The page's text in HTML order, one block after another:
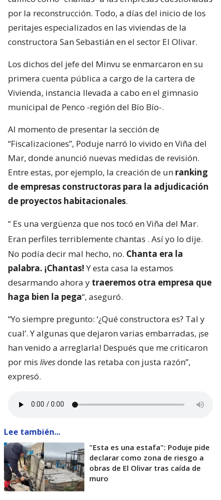
por la reconstrucción. Todo, a días del inicio de los
peritajes especializados en las viviendas de la
constructora San Sebastián en el sector El Olivar.
Los dichos del jefe del Minvu se enmarcaron en su
primera cuenta pública a cargo de la cartera de
Vivienda, instancia llevada a cabo en el gimnasio
municipal de Penco -región del Bío Bío-.
Al momento de presentar la sección de
“Fiscalizaciones”, Poduje narró lo vivido en Viña del
Mar, donde anunció nuevas medidas de revisión.
Entre estas, por ejemplo, la creación de un ranking
de empresas constructoras para la adjudicación
de proyectos habitacionales.
“ Es una vergüenza que nos tocó en Viña del Mar.
Eran perfiles terriblemente chantas . Así yo lo dije.
No podía decir mal hecho, no. Chanta era la
palabra. ¡Chantas!Y esta casa la estamos
desarmando ahora y traeremos otra empresa que
haga bien la pega“, aseguró.
“Yo siempre pregunto: ‘¿Qué constructora es? Tal y
cual’. Y algunas que dejaron varias embarradas, ¡se
han venido a arreglarla! Después que me criticaron
por mis livesdonde las retaba con justa razón”,
expresó.
Lee también...
"Esta es una estafa": Poduje pide
declarar como zona de riesgo a
obras de El Olivar tras caída de
muro